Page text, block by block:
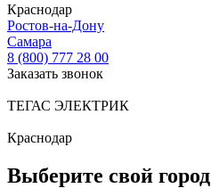
Краснодар
Ростов-на-Дону
Самара
8 (800) 777 28 00
Заказать звонок
ТЕГАС ЭЛЕКТРИК
Краснодар
Выберите свой город